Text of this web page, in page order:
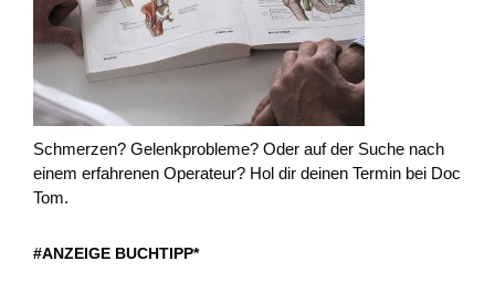
Schmerzen? Gelenkprobleme? Oder auf der Suche nach
einem erfahrenen Operateur? Hol dir deinen Termin bei Doc
Tom.
#ANZEIGE BUCHTIPP*